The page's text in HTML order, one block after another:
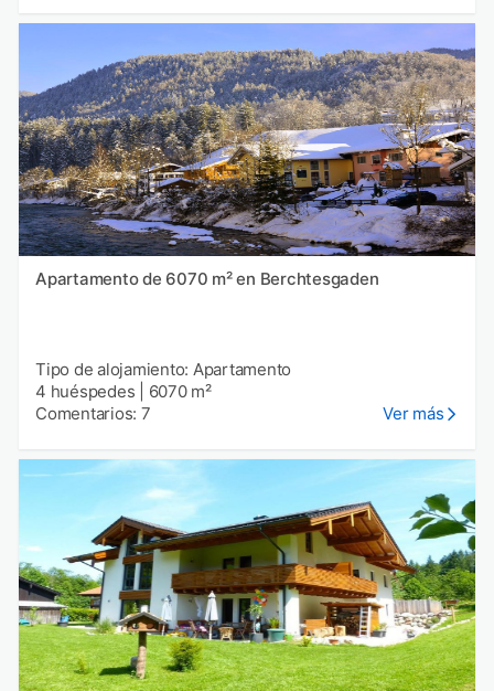
Apartamento de 6070 m² en Berchtesgaden
Tipo de alojamiento: Apartamento
4 huéspedes
6070 m²
Comentarios: 7
Ver más